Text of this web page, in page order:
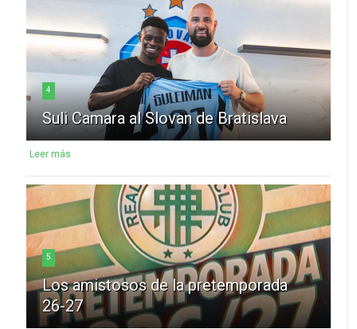
4
Suli Camara al Slovan de Bratislava
Leer más
5
Los amistosos de la pretemporada
26-27